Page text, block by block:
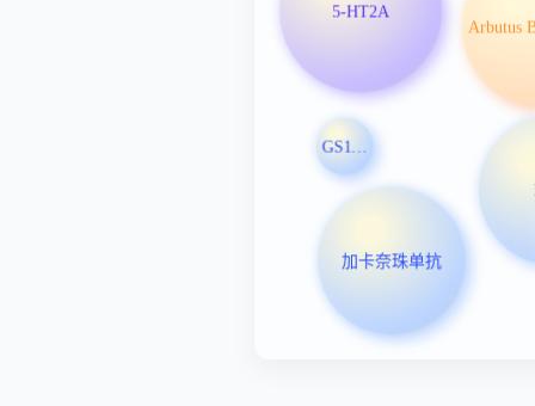
5-HT2A
加卡奈珠单抗